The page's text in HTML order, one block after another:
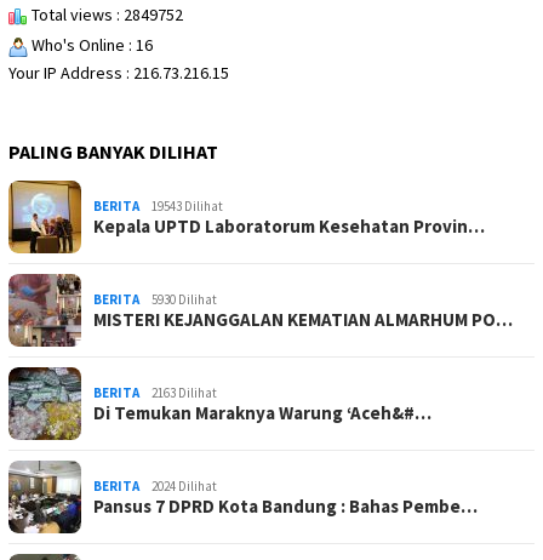
Total views : 2849752
Who's Online : 16
Your IP Address : 216.73.216.15
PALING BANYAK DILIHAT
BERITA 19543 Dilihat
Kepala UPTD Laboratorum Kesehatan Provin…
BERITA 5930 Dilihat
MISTERI KEJANGGALAN KEMATIAN ALMARHUM PO…
BERITA 2163 Dilihat
Di Temukan Maraknya Warung ‘Aceh&#…
BERITA 2024 Dilihat
Pansus 7 DPRD Kota Bandung : Bahas Pembe…